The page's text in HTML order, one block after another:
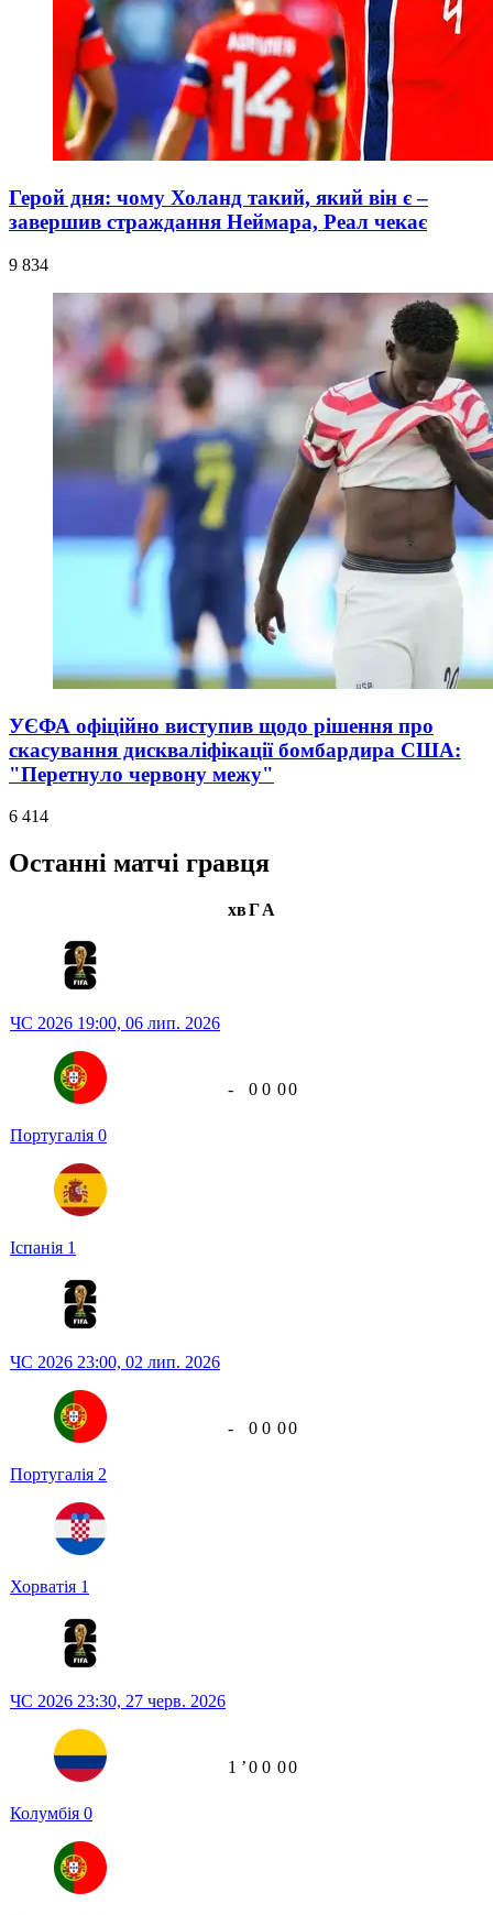
Герой дня: чому Холанд такий, який він є –
завершив страждання Неймара, Реал чекає
9 834
УЄФА офіційно виступив щодо рішення про
скасування дискваліфікації бомбардира США:
"Перетнуло червону межу"
6 414
Останні матчі гравця
хвГА
ЧС 2026 19:00, 06 лип. 2026
Португалія 0
Іспанія 1
- 0 0 00
ЧС 2026 23:00, 02 лип. 2026
Португалія 2
Хорватія 1
- 0 0 00
ЧС 2026 23:30, 27 черв. 2026
Колумбія 0
1 ʼ0 0 00